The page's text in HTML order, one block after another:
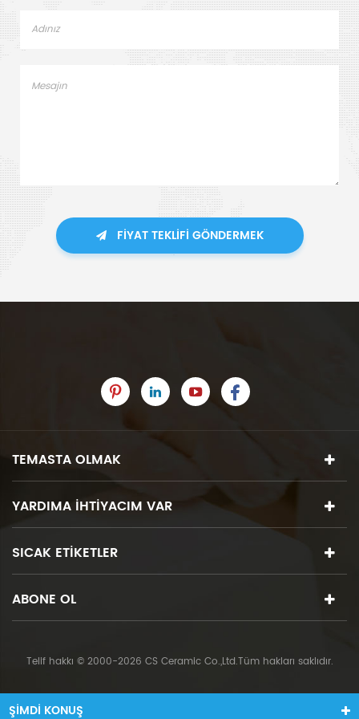
FIYAT TEKLIFI GÖNDERMEK
TEMASTA OLMAK
YARDIMA IHTIYACIM VAR
SICAK ETIKETLER
ABONE OL
Telif hakkı © 2000-2026 CS Ceramic Co.,Ltd.Tüm hakları saklıdır.
ŞIMDI KONUŞ